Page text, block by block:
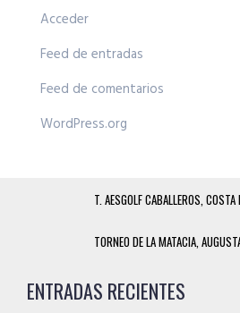
Acceder
Feed de entradas
Feed de comentarios
WordPress.org
T. AESGOLF CABALLEROS,
TORNEO DE LA MATACIA,
ENTRADAS RECIENTES